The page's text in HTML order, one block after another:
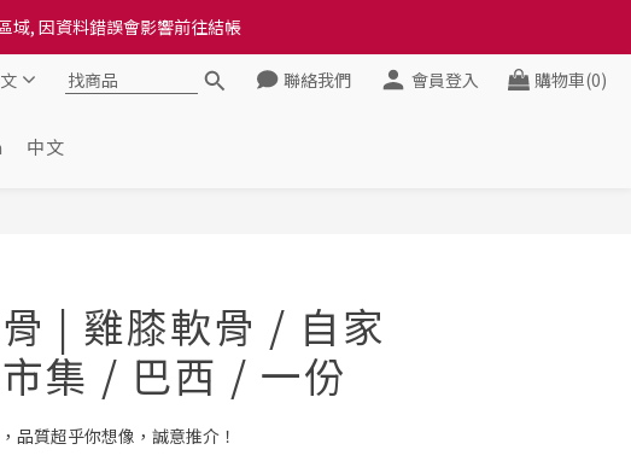
域, 因資料錯誤會影響前往結帳
域, 因資料錯誤會影響前往結帳
嚟《餸您健康》
, 因資料錯誤會影響前往結帳
聯絡我們 會員登入 購物車(0)
中文
| 雞膝軟骨 / 自家
集 / 巴西 / 一份
品質超乎你想像，誠意推介！